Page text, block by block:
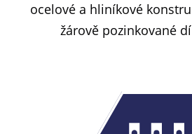
ocelové a hliníkové
žárově pozinkované